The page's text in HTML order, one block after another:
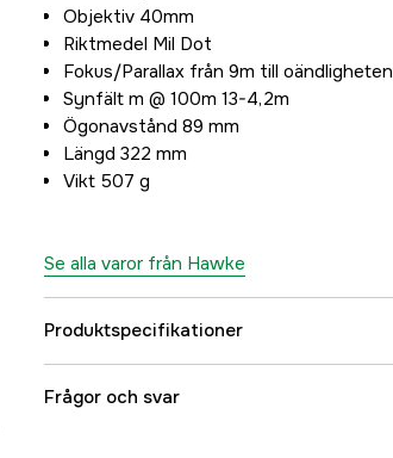
Objektiv 40mm
Riktmedel Mil Dot
Fokus/Parallax från 9m till oändligheten
Synfält m @ 100m 13-4,2m
Ögonavstånd 89 mm
Längd 322 mm
Vikt 507 g
Se alla varor från Hawke
Produktspecifikationer
Användningsområde
Frågor och svar